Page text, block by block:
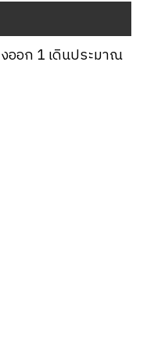
ออก 1 เดินประมาณ